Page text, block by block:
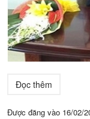
Đọc thêm
Được đăng vào 16/02/